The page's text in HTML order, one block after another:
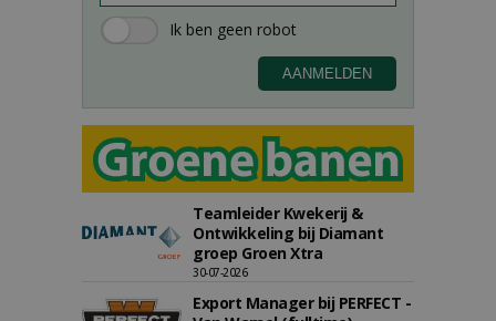
Teamleider Kwekerij &
Ontwikkeling bij Diamant
groep Groen Xtra
30-07-2026
Export Manager bij PERFECT -